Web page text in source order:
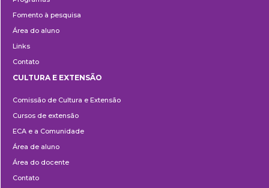
Fomento à pesquisa
Área do aluno
Links
Contato
e
Extensão
CULTURA E EXTENSÃO
Comissão de Cultura e Extensão
Cursos de extensão
ECA e a Comunidade
Área de aluno
Área do docente
Contato